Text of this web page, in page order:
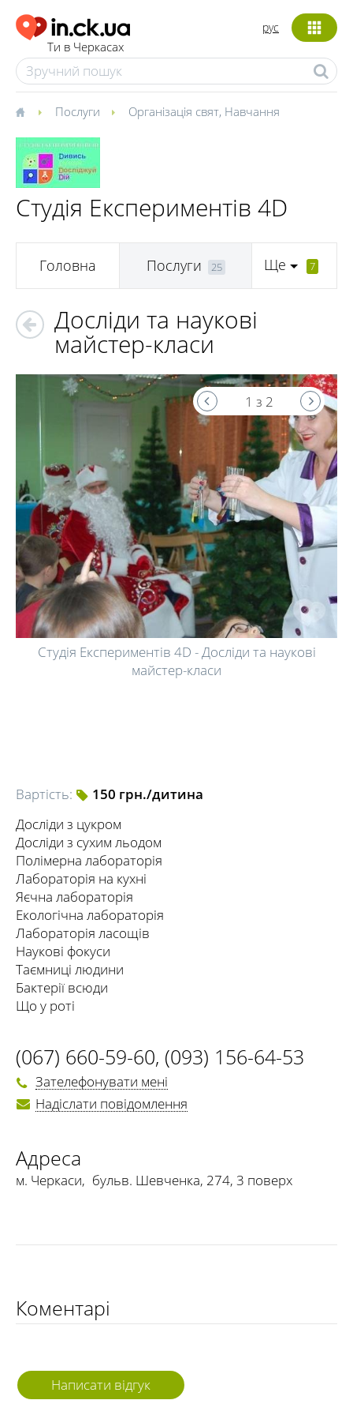
Ти в Черкасах
рус
Послуги Організація свят, Навчання
Студія Експериментів 4D
Головна Послуги 25 Ще 7
Досліди та наукові
майстер-класи
Студія Експериментів 4D - Досліди та наукові
майстер-класи
1 з 2
Вартість:
150 грн./дитина
Досліди з цукром
Досліди з сухим льодом
Полімерна лабораторія
Лабораторія на кухні
Яєчна лабораторія
Екологічна лабораторія
Лабораторія ласощів
Наукові фокуси
Таємниці людини
Бактерії всюди
Що у роті
(067) 660-59-60, (093) 156-64-53
Зателефонувати мені
Надіслати повідомлення
Адреса
м. Черкаси, бульв. Шевченка, 274, 3 поверх
Коментарі
Написати відгук